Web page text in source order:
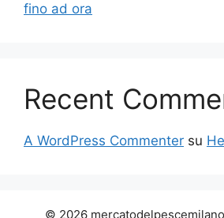
fino ad ora
Recent
A WordPress Commenter su
© 2026